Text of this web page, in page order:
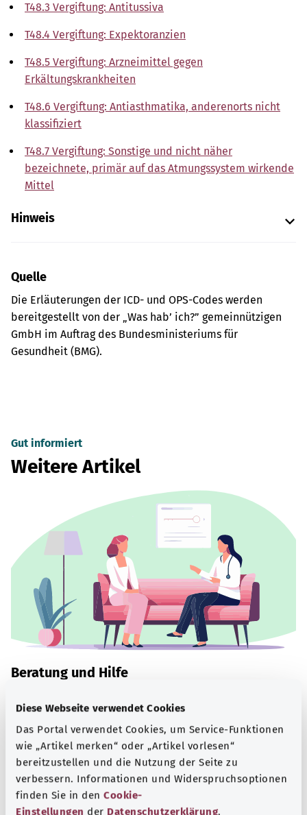
Diese Webseite verwendet Cookies
Das Portal verwendet Cookies, um Service-Funktionen
wie „Artikel merken“ oder „Artikel vorlesen“
bereitzustellen und die Nutzung der Seite zu
verbessern. Informationen und Widerspruchsoptionen
finden Sie in den Cookie-
Einstellungen der Datenschutzerklärung.
T48.3 Vergiftung: Antitussiva
T48.4 Vergiftung: Expektoranzien
T48.5 Vergiftung: Arzneimittel gegen
Erkältungskrankheiten
T48.6 Vergiftung: Antiasthmatika, anderenorts nicht
klassifiziert
T48.7 Vergiftung: Sonstige und nicht näher
bezeichnete, primär auf das Atmungssystem wirkende
Mittel
Hinweis
Quelle
Die Erläuterungen der ICD- und OPS-Codes werden
bereitgestellt von der „Was hab’ ich?” gemeinnützigen
GmbH im Auftrag des Bundesministeriums für
Gesundheit (BMG).
Gut informiert
Weitere Artikel
Beratung und Hilfe
Eine Auswahl verschiedener Beratungs- und
Gesundheitsthemen.
Mehr erfahren